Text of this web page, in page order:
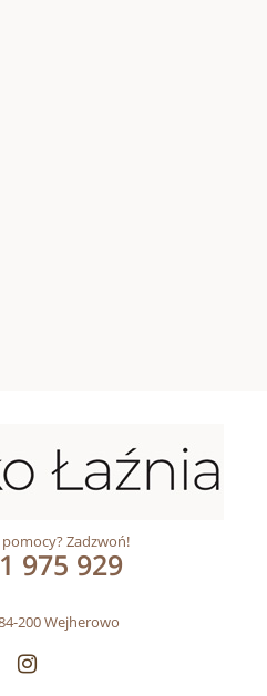
Zadzwoń!
975 929
200 Wejherowo